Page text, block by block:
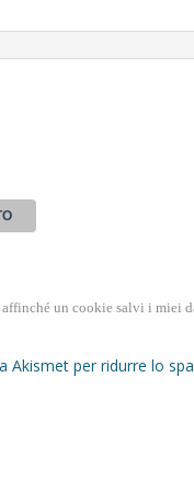
un cookie salvi i miei
Akismet per ridurre lo